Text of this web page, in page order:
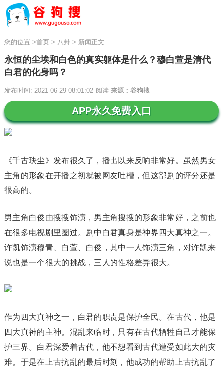
您的位置 >首页> 八卦> 新闻正文
永恒的尘埃和白色的真实躯体是什么？穆白萱是清代
白君的化身吗？
发布时间: 2021-06-29 08:01:02 来源：谷狗搜
阅读
APP永久免费入口
《千古玦尘》发布很久了，播出以来反响非常好。虽然男女
主角的形象在开播之初就被网友吐槽，但这部剧的评分还是
很高的。
男主角白俊由搜搜饰演，男主角搜搜的形象非常好，之前也
在很多电视剧里圈过。剧中白君真身是神界四大真神之一。
许凯饰演穆青、白萱、白俊，其中一人饰演三角，对许凯来
说也是一个很大的挑战，三人的性格差异很大。
作为四大真神之一，白君的职责是保护全民。在古代，他是
四大真神的主神。混乱来临时，只有在古代牺牲自己才能保
护三界。白君深爱着古代，他不想看到古代遭受如此大的灾
难。于是在上古抗乱的最后时刻，他成功的帮助上古抗乱了